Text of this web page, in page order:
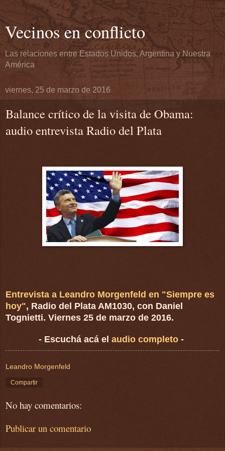
Vecinos en conflicto
Las relaciones entre Estados Unidos, Argentina y Nuestra
América
viernes, 25 de marzo de 2016
Balance crítico de la visita de Obama:
audio entrevista Radio del Plata
Entrevista a Leandro Morgenfeld en "Siempre es
hoy", Radio del Plata AM1030, con Daniel
Tognietti. Viernes 25 de marzo de 2016.
- Escuchá acá el audio completo -
Leandro Morgenfeld
Compartir
No hay comentarios:
Publicar un comentario